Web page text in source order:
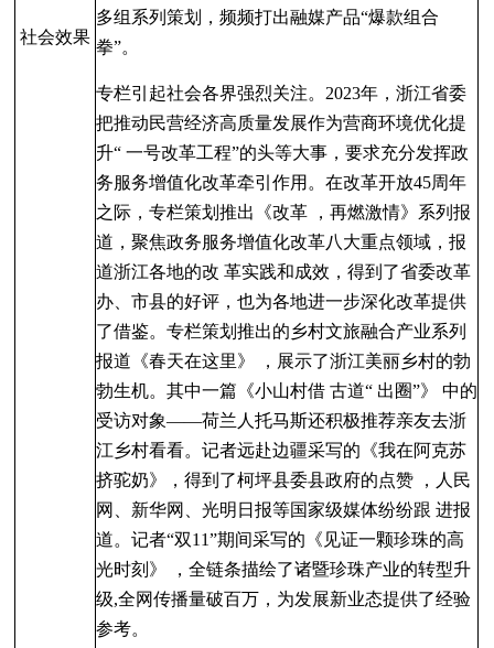
社会效果
多组系列策划 ，频频打出融媒产品“爆款组合
拳”。
专栏引起社会各界强烈关注。 2023年 ，浙江省委
把推动民营经济高质量发展作为营商环境优化提
升“ 一号改革工程”的头等大事 ，要求充分发挥政
务服务增值化改革牵引作用 。在改革开放45周年
之际 ，专栏策划推出《改革 ，再燃激情》 系列报
道 ，聚焦政务服务增值化改革八大重点领域 ，报
道浙江各地的改 革实践和成效 ，得到了省委改革
办 、市县的好评 ，也为各地进一步深化改革提供
了借鉴。专栏策划推出的乡村文旅融合产业系列
报道《春天在这里》
，展示了浙江美丽乡村的勃
勃生机。其中一篇《小山村借 古道“ 出圈”》
中的
受访对象——荷兰人托马斯还积极推荐亲友去浙
江乡村看看。记者远赴边疆采写的《我在阿克苏
挤驼奶》
，得到了柯坪县委县政府的点赞
，人民
网
、新华网 、光明日报等国家级媒体纷纷跟 进报
道。记者“双11”期间采写的《见证一颗珍珠的高
光时刻》
，全链条描绘了诸暨珍珠产业的转型升
级,全网传播量破百万 ，为发展新业态提供了经验
参考。